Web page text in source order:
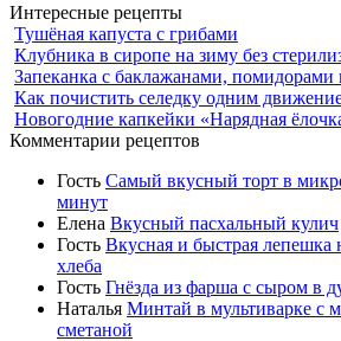
Интересные рецепты
Тушёная капуста с грибами
Клубника в сиропе на зиму без
Запеканка с баклажанами, помидорами
Как почистить селедку одним
Новогодние капкейки «Нарядная
Комментарии рецептов
Гость Самый вкусный торт в
минут
Елена Вкусный пасхальный кулич
Гость Вкусная и быстрая лепешка
хлеба
Гость Гнёзда из фарша с сыром в
Наталья Минтай в мультиварке с
сметаной